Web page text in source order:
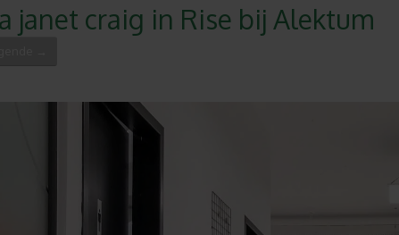
janet craig in Rise bij Alektum